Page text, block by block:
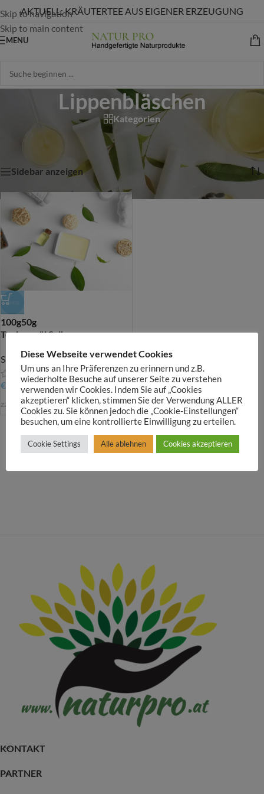
Skip to navigation
Skip to main content
AKTUELL: KRÄUTERTEE AUS EIGENER ERZEUGUNG
MENU
Lippenbläschen
Kategorien
Produkte verschlagwortet mit „Lippenbläschen“
Einzelnes Ergebnis wird angezeigt
Sidebar anzeigen
-24%
100g50g
Teebaumöl Salbe
Salben
€ 8,50–€11,00
zzgl. Versandkosten
KONTAKT
PARTNER
Diese Webseite verwendet Cookies
Um uns an Ihre Präferenzen zu erinnern und z.B.
wiederholte Besuche auf unserer Seite zu verstehen
verwenden wir Cookies. Indem Sie auf „Cookies
akzeptieren“ klicken, stimmen Sie der Verwendung ALLER
Cookies zu. Sie können jedoch die „Cookie-Einstellungen“
besuchen, um eine kontrollierte Einwilligung zu erteilen.
Cookie Settings Alle ablehnen Cookies akzeptieren